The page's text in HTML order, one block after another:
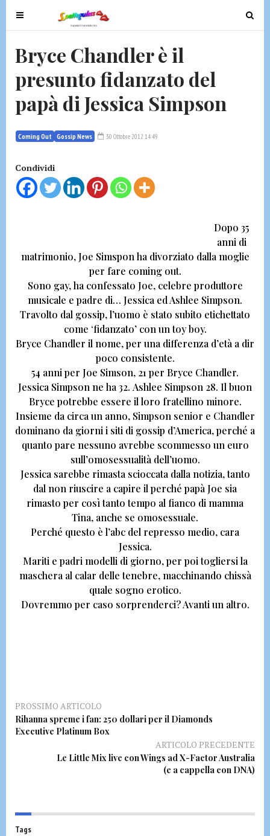
T
o
g
e
n
a
v
i
a
t
T
o
n
Bryce Chandler è il
presunto fidanzato del
papà di Jessica Simpson
Coming Out Gossip News 30 Ottobre 2012 14:49
Condividi
Dopo 35
anni di
matrimonio, Joe Simspon ha divorziato dalla moglie
per fare coming out.
Sono gay, ha confessato Joe, celebre produttore
musicale e padre di… Jessica ed Ashlee Simpson.
Travolto dal gossip, l’uomo è stato subito etichettato
come ‘fidanzato’ con un toy boy.
Bryce Chandler il nome, per una differenza d’età a dir
poco consistente.
54 anni per Joe Simson, 21 per Bryce Chandler.
Jessica Simpson ne ha 32. Ashlee Simpson 28. Il buon
Bryce potrebbe essere il loro fratellino minore.
Insieme da circa un anno, Simpson senior e Chandler
dominano da giorni i siti di gossip d’America, perché a
quanto pare nessuno avrebbe scommesso un euro
sull’omosessualità dell’uomo.
Jessica sarebbe rimasta scioccata dalla notizia, tanto
dal non riuscire a capire il perché papà Joe sia
rimasto per così tanto tempo al fianco di mamma
Tina, anche se omosessuale.
Perché questo è l’abc del represso medio, cara
Jessica.
Mariti e padri modelli di giorno, per poi togliersi la
maschera al calar delle tenebre, macchinando chissà
quale sogno erotico.
Dovremmo per caso sorprenderci? Avanti un altro.
PROSSIMO ARTICOLO
Rihanna spreme i fan: 250 dollari per il Diamonds
Executive Platinum Box
ARTICOLO PRECEDENTE
Le Little Mix live con Wings ad X-Factor Australia
(e a cappella con DNA)
Tags